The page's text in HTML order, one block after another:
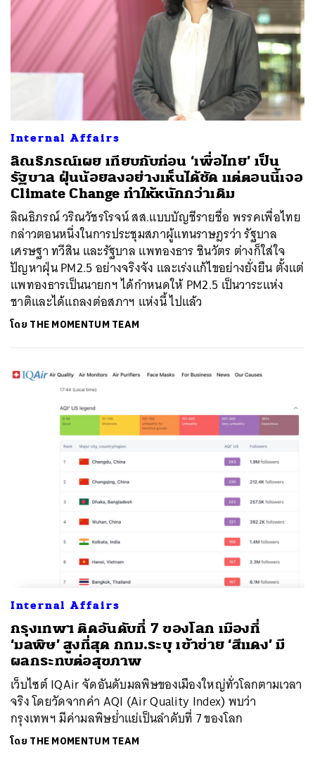
Internal Affairs
ลิณธิภรณ์เผย เทียบกับก่อน ‘เพื่อไทย’ เป็น
รัฐบาล ฝุ่นน้อยลงอย่างเห็นได้ชัด แต่ตอนนี้เจอ
Climate Change ทำให้หนักกว่าเดิม
ลิณธิภรณ์ วริณวัชรโรจน์ สส.แบบบัญชีรายชื่อ พรรคเพื่อไทย
กล่าวตอนหนึ่งในการประชุมสภาผู้แทนราษฎรว่า รัฐบาล
เศรษฐา ทวีสิน และรัฐบาล แพทองธาร ชินวัตร ต่างก็ใส่ใจ
ปัญหาฝุ่น PM2.5 อย่างจริงจัง และเร่งแก้ไขอย่างยั่งยืน ตั้งแต่
แพทองธารเป็นนายกฯ ได้กำหนดให้ PM2.5 เป็นวาระแห่ง
ชาติและได้แถลงต่อสภาฯ แห่งนี้ ไปแล้ว
โดย THE MOMENTUM TEAM
Internal Affairs
กรุงเทพฯ ติดอันดับที่ 7 ของโลก เมืองที่
‘มลพิษ’ สูงที่สุด กทม.ระบุ เข้าข่าย ‘สีแดง’ มี
ผลกระทบต่อสุขภาพ
เว็บไซต์ IQAir จัดอันดับมลพิษของเมืองใหญ่ทั่วโลกตามเวลา
จริง โดยวัดจากค่า AQI (Air Quality Index) พบว่า
กรุงเทพฯ มีค่ามลพิษย่ำแย่เป็นลำดับที่ 7 ของโลก
โดย THE MOMENTUM TEAM